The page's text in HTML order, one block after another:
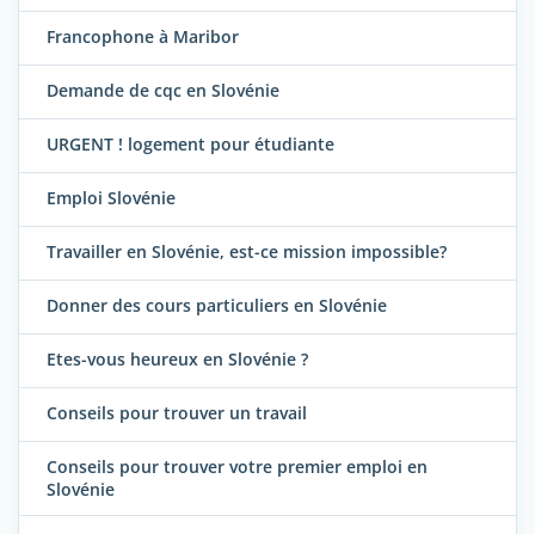
Francophone à Maribor
Demande de cqc en Slovénie
URGENT ! logement pour étudiante
Emploi Slovénie
Travailler en Slovénie, est-ce mission impossible?
Donner des cours particuliers en Slovénie
Etes-vous heureux en Slovénie ?
Conseils pour trouver un travail
Conseils pour trouver votre premier emploi en
Slovénie